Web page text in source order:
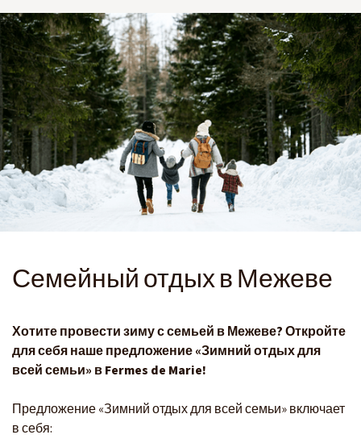
Семейный отдых в Межеве
Хотите провести зиму с семьей в Межеве? Откройте
для себя наше предложение «Зимний отдых для
всей семьи» в Fermes de Marie!
Предложение «Зимний отдых для всей семьи» включает
в себя: